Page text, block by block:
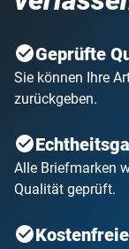
Geprüfte
Sie können Ihre
zurückgeben.
Alle Briefmarken
Qualität geprüft.